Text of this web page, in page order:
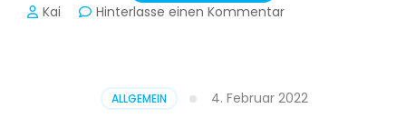
Kai Hinterlasse einen Kommentarzu
ALLGEMEIN 4. Februar 2022